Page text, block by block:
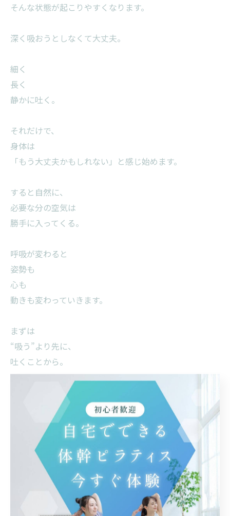
そんな状態が起こりやすくなります。
深く吸おうとしなくて大丈夫。
細く
長く
静かに吐く。
それだけで、
身体は
「もう大丈夫かもしれない」と感じ始めます。
すると自然に、
必要な分の空気は
勝手に入ってくる。
呼吸が変わると
姿勢も
心も
動きも変わっていきます。
まずは
“吸う”より先に、
吐くことから。
安心を思い出させてあげましょう🌿
#呼吸を整える
#自律神経ケア
#安心する身体
#大人のセルフケア